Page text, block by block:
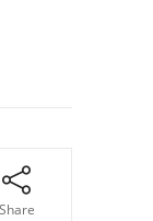
Share